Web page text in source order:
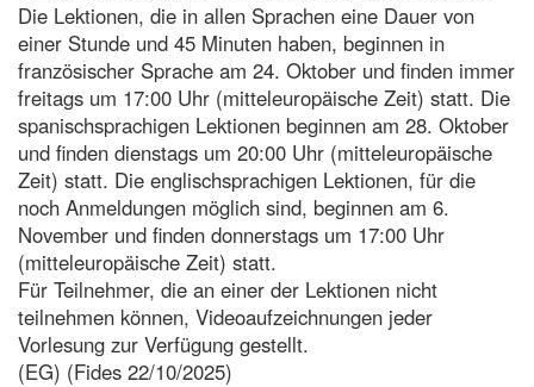
Die Lektionen, die in allen Sprachen eine Dauer von
einer Stunde und 45 Minuten haben, beginnen in
französischer Sprache am 24. Oktober und finden immer
freitags um 17:00 Uhr (mitteleuropäische Zeit) statt. Die
spanischsprachigen Lektionen beginnen am 28. Oktober
und finden dienstags um 20:00 Uhr (mitteleuropäische
Zeit) statt. Die englischsprachigen Lektionen, für die
noch Anmeldungen möglich sind, beginnen am 6.
November und finden donnerstags um 17:00 Uhr
(mitteleuropäische Zeit) statt.
Für Teilnehmer, die an einer der Lektionen nicht
teilnehmen können, Videoaufzeichnungen jeder
Vorlesung zur Verfügung gestellt.
(EG) (Fides 22/10/2025)